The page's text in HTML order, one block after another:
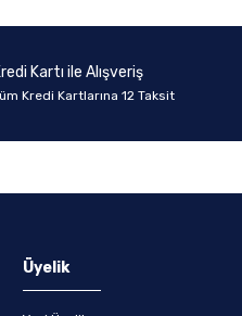
Kartı ile Alışveriş
Kredi Kartlarına 12 Taksit
Üyelik